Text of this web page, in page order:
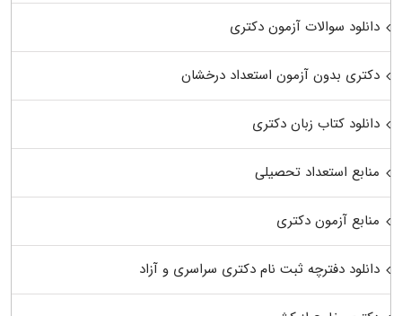
دانلود سوالات آزمون دکتری
دکتری بدون آزمون استعداد درخشان
دانلود کتاب زبان دکتری
منابع استعداد تحصیلی
منابع آزمون دکتری
دانلود دفترچه ثبت نام دکتری سراسری و آزاد